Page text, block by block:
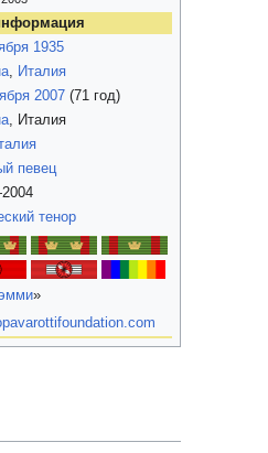
1935
, Италия
2007 (71 год)
, Италия
певец
тенор
»